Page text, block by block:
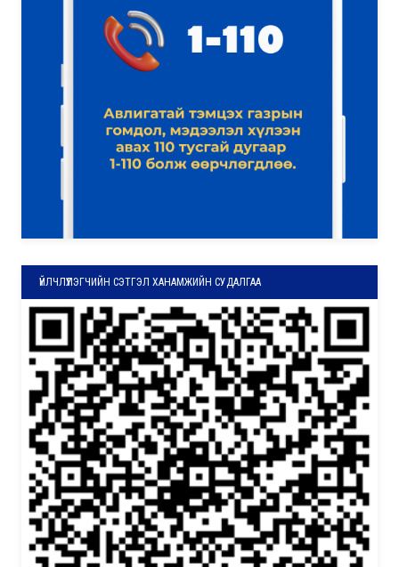
ҮЙЛЧЛҮҮЛЭГЧИЙН СЭТГЭЛ ХАНАМЖИЙН СУДАЛГАА